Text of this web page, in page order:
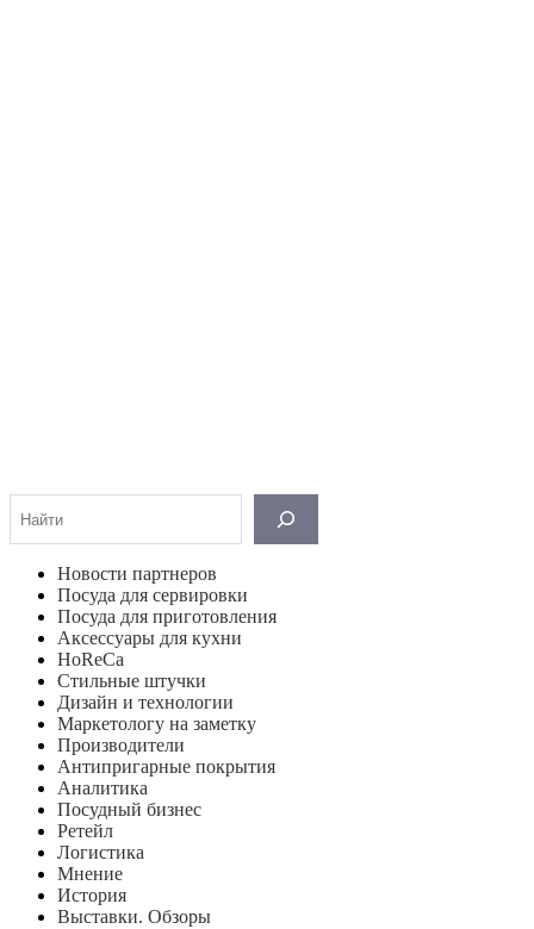
Новости партнеров
Посуда для сервировки
Посуда для приготовления
Аксессуары для кухни
HoReCa
Стильные штучки
Дизайн и технологии
Маркетологу на заметку
Производители
Антипригарные покрытия
Аналитика
Посудный бизнес
Ретейл
Логистика
Мнение
История
Выставки. Обзоры